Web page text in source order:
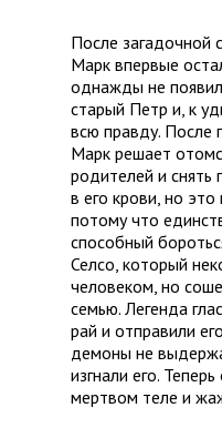
После загадочной
Марк впервые
однажды не
старый Петр и, к
всю правду. После
Марк решает
родителей и снять
в его крови, но
потому что
способный
Селсо, который
человеком, но
семью. Легенда
рай и отправили
демоны не
изгнали его.
мертвом теле и